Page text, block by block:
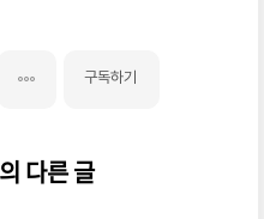
구독하기
다른 글